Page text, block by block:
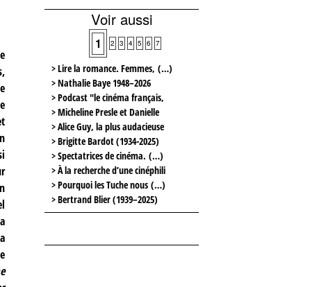
Voir aussi
1 2 3 4 5 6 7
> Lire la romance. Femmes, (…)
> Nathalie Baye 1948–2026
> Podcast "le cinéma français,
> Micheline Presle et Danielle
> Alice Guy, la plus audacieuse
> Brigitte Bardot (1934-2025)
> Spectatrices de cinéma. (…)
> À la recherche d’une cinéphili
> Pourquoi les Tuche nous (…)
> Bertrand Blier (1939–2025)